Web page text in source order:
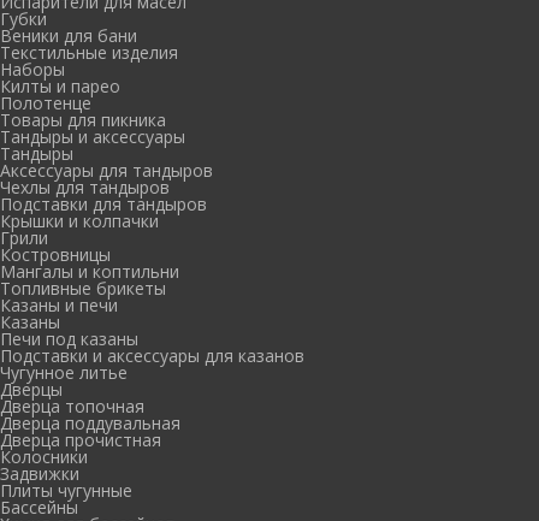
Губки
Веники для бани
Текстильные изделия
Наборы
Килты и парео
Полотенце
Товары для пикника
Тандыры и аксессуары
Тандыры
Аксессуары для тандыров
Чехлы для тандыров
Подставки для тандыров
Крышки и колпачки
Грили
Костровницы
Мангалы и коптильни
Топливные брикеты
Казаны и печи
Казаны
Печи под казаны
Подставки и аксессуары для казанов
Чугунное литье
Дверцы
Дверца топочная
Дверца поддувальная
Дверца прочистная
Колосники
Задвижки
Плиты чугунные
Бассейны